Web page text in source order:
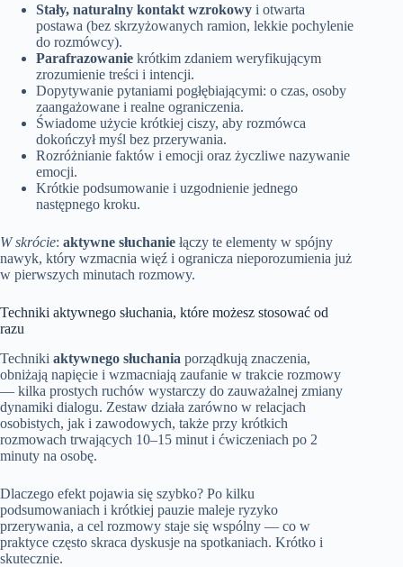
Stały, naturalny kontakt wzrokowy i otwarta
postawa (bez skrzyżowanych ramion, lekkie pochylenie
do rozmówcy).
Parafrazowanie krótkim zdaniem weryfikującym
zrozumienie treści i intencji.
Dopytywanie pytaniami pogłębiającymi: o czas, osoby
zaangażowane i realne ograniczenia.
Świadome użycie krótkiej ciszy, aby rozmówca
dokończył myśl bez przerywania.
Rozróżnianie faktów i emocji oraz życzliwe nazywanie
emocji.
Krótkie podsumowanie i uzgodnienie jednego
następnego kroku.
W skrócie: aktywne słuchanie łączy te elementy w spójny
nawyk, który wzmacnia więź i ogranicza nieporozumienia już
w pierwszych minutach rozmowy.
Techniki aktywnego słuchania, które możesz stosować od
razu
Techniki aktywnego słuchania porządkują znaczenia,
obniżają napięcie i wzmacniają zaufanie w trakcie rozmowy
— kilka prostych ruchów wystarczy do zauważalnej zmiany
dynamiki dialogu. Zestaw działa zarówno w relacjach
osobistych, jak i zawodowych, także przy krótkich
rozmowach trwających 10–15 minut i ćwiczeniach po 2
minuty na osobę.
Dlaczego efekt pojawia się szybko? Po kilku
podsumowaniach i krótkiej pauzie maleje ryzyko
przerywania, a cel rozmowy staje się wspólny — co w
praktyce często skraca dyskusje na spotkaniach. Krótko i
skutecznie.